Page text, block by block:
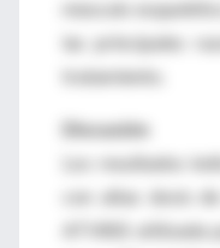
músculo
las principales
tratamiento.
Discusión
Los resultados
con altas dosis
ATV80) utilizada